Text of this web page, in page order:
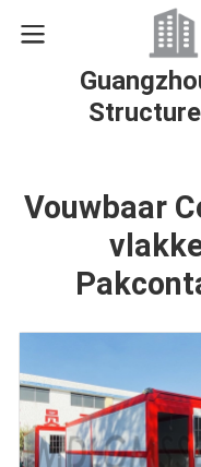
Vouwbaar